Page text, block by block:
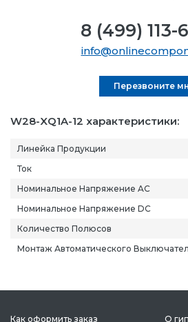
W28-XQ1A-12 характеристики:
Линейка Продукции
Ток
Номинальное Напряжение AC
Номинальное Напряжение DC
Количество Полюсов
Монтаж Автоматического
8 (499) 113-
Перезвоните
Как оформить заказ О